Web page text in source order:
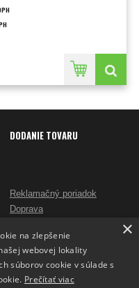
DODANIE TOVARU
Reklamačný poriadok
Doprava
Alternatívne riešenie sporov
Odstúpenie od zmluvy
×
na zlepšenie
webovej lokality
súborov cookie v súlade s
Prečítať viac